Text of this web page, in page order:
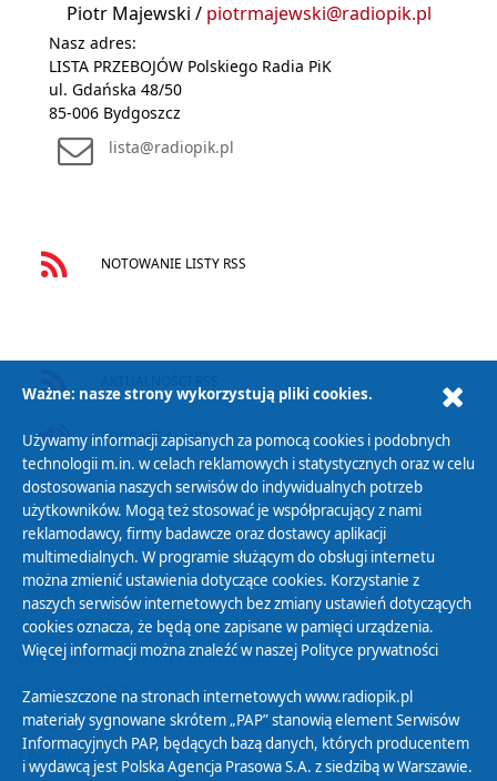
Piotr Majewski / piotrmajewski@radiopik.pl
Nasz adres:
LISTA PRZEBOJÓW Polskiego Radia PiK
ul. Gdańska 48/50
85-006 Bydgoszcz
lista@radiopik.pl
NOTOWANIE LISTY RSS
PODCAST AUDIO
Polityka Prywatności
Zasady korzystania z Serwisu
Organizacje Pożytku Publicznego
Cyfryzacja DAB+
Polityka ochrony danych osobowych
Abonament
Ważne: nasze strony wykorzystują pliki cookies.
Używamy informacji zapisanych za pomocą cookies i podobnych
technologii m.in. w celach reklamowych i statystycznych oraz w celu
dostosowania naszych serwisów do indywidualnych potrzeb
użytkowników. Mogą też stosować je współpracujący z nami
reklamodawcy, firmy badawcze oraz dostawcy aplikacji
multimedialnych. W programie służącym do obsługi internetu
można zmienić ustawienia dotyczące cookies. Korzystanie z
naszych serwisów internetowych bez zmiany ustawień dotyczących
cookies oznacza, że będą one zapisane w pamięci urządzenia.
Więcej informacji można znaleźć w naszej Polityce prywatności
Zamieszczone na stronach internetowych www.radiopik.pl
materiały sygnowane skrótem „PAP” stanowią element Serwisów
Informacyjnych PAP, będących bazą danych, których producentem
i wydawcą jest Polska Agencja Prasowa S.A. z siedzibą w Warszawie.